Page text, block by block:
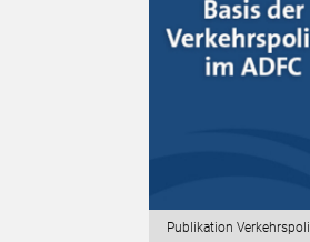
Publikation